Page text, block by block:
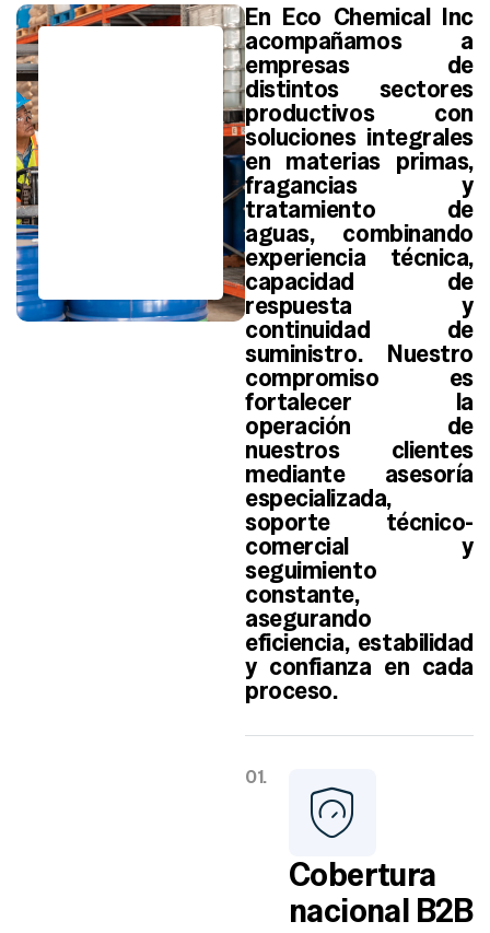
experiencia
En Eco Chemical Inc
acompañamos a
empresas de
distintos sectores
productivos con
soluciones integrales
en materias primas,
fragancias y
tratamiento de
aguas, combinando
experiencia técnica,
capacidad de
respuesta y
continuidad de
suministro. Nuestro
compromiso es
fortalecer la
operación de
nuestros clientes
mediante asesoría
especializada,
soporte técnico-
comercial y
seguimiento
constante,
asegurando
eficiencia, estabilidad
y confianza en cada
proceso.
01.
Cobertura
nacional B2B